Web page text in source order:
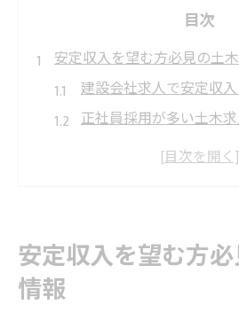
目次
安定収入を望む方必見の土
建設会社求人で安定収
正社員採用が多い土木
岡崎市で注目すべき建
未経験から挑戦できる建設
未経験から始める建設
安定収入を望む方
情報